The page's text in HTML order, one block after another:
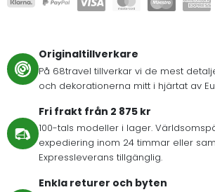
Originaltillverkare
På 68travel tillverkar vi de mest
och dekorationerna mitt i hjärtat av
Fri frakt från 2 875 kr
100-tals modeller i lager.
expediering inom 24 timmar eller
Expressleverans tillgänglig.
Enkla returer och byten